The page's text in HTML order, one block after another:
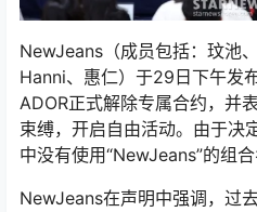
NewJeans（成员包括：玟池
Hanni、惠仁）于29日下午发
ADOR正式解除专属合约，并
束缚，开启自由活动。由于决
中没有使用“NewJeans”的组合
NewJeans在声明中强调，过